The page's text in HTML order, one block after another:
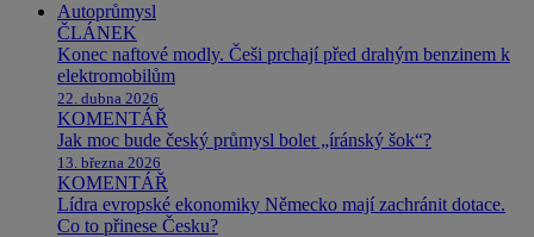
Autoprůmysl
ČLÁNEK
Konec naftové modly. Češi prchají před drahým benzinem k
elektromobilům
22. dubna 2026
KOMENTÁŘ
Jak moc bude český průmysl bolet „íránský šok“?
13. března 2026
KOMENTÁŘ
Lídra evropské ekonomiky Německo mají zachránit dotace.
Co to přinese Česku?